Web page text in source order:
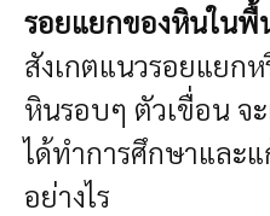
รอยแยกของหินในพื้
สังเกตแนวรอยแยก
หินรอบๆ ตัวเขื่อน จ
ได้ทำการศึกษาและ
อย่างไร